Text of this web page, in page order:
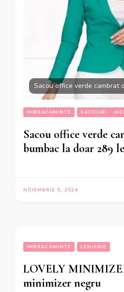
Sacou office verde cambrat
IMBRACAMINTE SACOURI -
Sacou office verde
bumbac la doar 289
NOIEMBRIE 5, 2024
IMBRACAMINTE LENJERIE
LOVELY
minimizer negru